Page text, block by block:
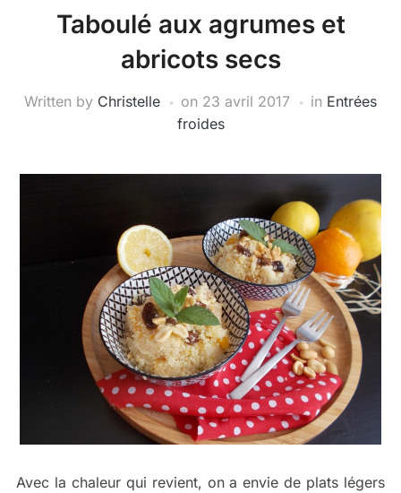
Taboulé aux agrumes et
abricots secs
Written by Christelle on 23 avril 2017 in Entrées
froides
Avec la chaleur qui revient, on a envie de plats légers